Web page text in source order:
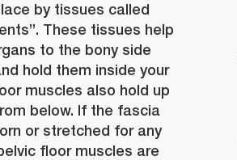
by tissues called
These tissues help
to the bony side
hold them inside your
muscles also hold up
below. If the fascia
or stretched for any
floor muscles are